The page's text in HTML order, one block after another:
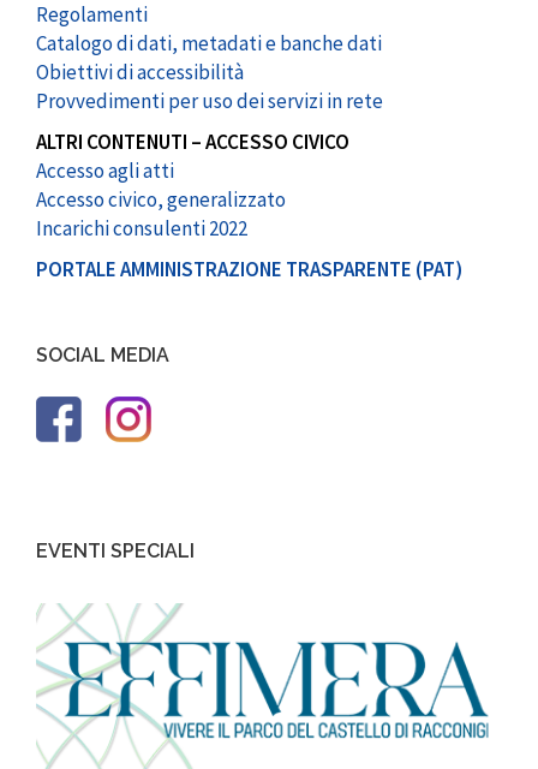
Regolamenti
Catalogo di dati, metadati e banche dati
Obiettivi di accessibilità
Provvedimenti per uso dei servizi in rete
ALTRI CONTENUTI – ACCESSO CIVICO
Accesso agli atti
Accesso civico, generalizzato
Incarichi consulenti 2022
PORTALE AMMINISTRAZIONE TRASPARENTE (PAT)
SOCIAL MEDIA
EVENTI SPECIALI